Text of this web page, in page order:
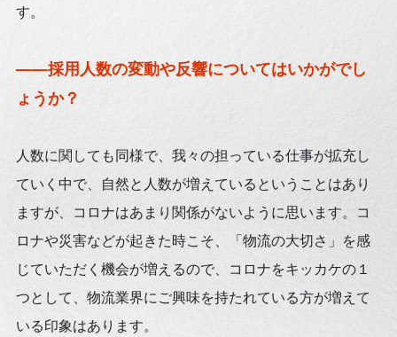
す。
——採用人数の変動や反響についてはいかがでし
ょうか？
人数に関しても同様で、我々の担っている仕事が拡充し
ていく中で、自然と人数が増えているということはあり
ますが、コロナはあまり関係がないように思います。コ
ロナや災害などが起きた時こそ、「物流の大切さ」を感
じていただく機会が増えるので、コロナをキッカケの１
つとして、物流業界にご興味を持たれている方が増えて
いる印象はあります。